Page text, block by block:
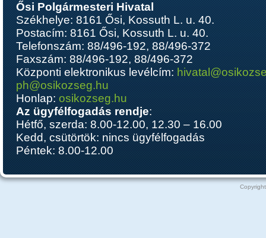
Ősi Polgármesteri Hivatal
Székhelye: 8161 Ősi, Kossuth L. u. 40.
Postacím: 8161 Ősi, Kossuth L. u. 40.
Telefonszám: 88/496-192, 88/496-372
Faxszám: 88/496-192, 88/496-372
Központi elektronikus levélcím:
ph@osikozseg.hu
Honlap:osikozseg.hu
Az ügyfélfogadás rendje:
Hétfő, szerda: 8.00-12.00, 12.30 – 16.00
Kedd, csütörtök: nincs ügyfélfogadás
Péntek: 8.00-12.00